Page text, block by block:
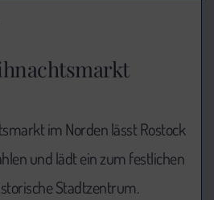
im Norden lässt Rostock
und lädt ein zum festlichen
Stadtzentrum.